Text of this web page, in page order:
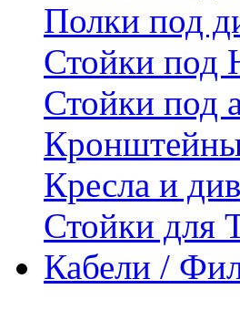
Полки под
Стойки под
Стойки под
Кронштейны
Кресла и
Стойки для
Кабели /